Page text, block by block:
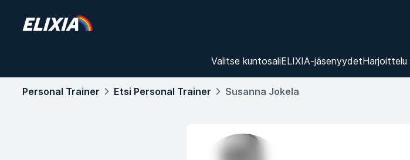
Valitse kuntosaliELIXIA-jäsenyydetHarjoittelu
Personal Trainer Etsi Personal Trainer Susanna Jokela